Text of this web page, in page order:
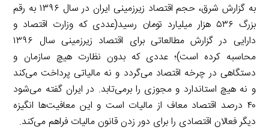
به گزارش شرق، حجم اقتصاد زیرزمینی ایران در سال ۱۳۹۶ به رقم
بزرگ ۵۳۶ هزار میلیارد تومان رسید(عددی که وزارت اقتصاد و
دارایی در گزارش مطالعاتی برای اقتصاد زیرزمینی سال ۱۳۹۶
محاسبه کرده است)؛ عددی که بدون نظارت هیچ سازمان و
دستگاهی در چرخه اقتصاد می‌گردد و نه مالیاتی پرداخت می‌کند
و نه هیچ استاندارد و مجوزی را برمی‌تابد. در ایران گفته می‌شود
۴۰ درصد اقتصاد معاف از مالیات است و این معافیت‌ها انگیزه
دیگر فعالان اقتصادی را برای دور زدن قانون مالیات فراهم می‌کند.